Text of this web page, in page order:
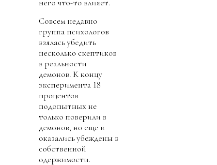
него что-то влияет.
Совсем недавно
группа психологов
взялась убедить
несколько скептиков
в реальности
демонов. К концу
эксперимента 18
процентов
подопытных не
только поверили в
демонов, но еще и
оказались убеждены в
собственной
одержимости.